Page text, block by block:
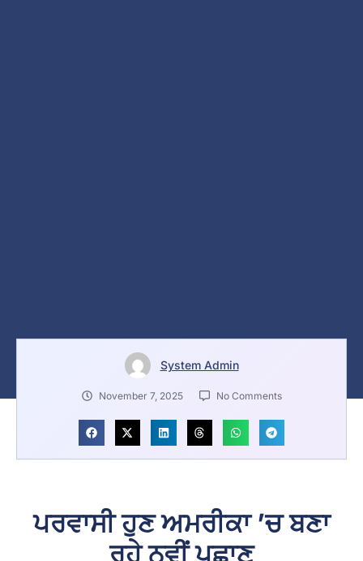
System Admin
November 7, 2025 No Comments
ਪਰਵਾਸੀ ਹੁਣ ਅਮਰੀਕਾ ’ਚ ਬਣਾ
ਰਹੇ ਨਵੀਂ ਪਛਾਣ